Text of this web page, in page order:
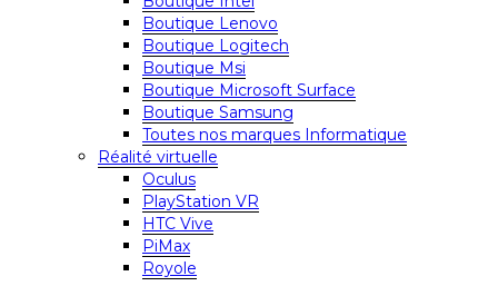
Boutique Lenovo
Boutique Logitech
Boutique Msi
Boutique Microsoft Surface
Boutique Samsung
Toutes nos marques Informatique
Réalité virtuelle
Oculus
PlayStation VR
HTC Vive
PiMax
Royole